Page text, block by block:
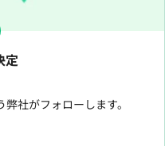
定
社がフォローします。